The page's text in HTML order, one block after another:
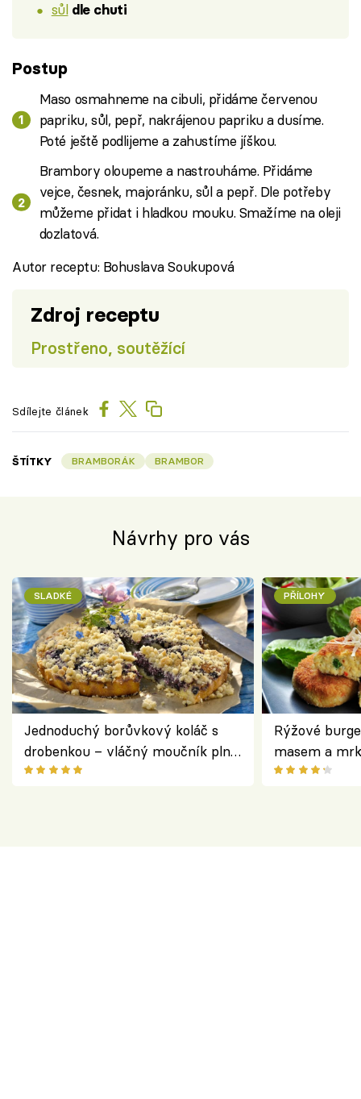
sůl dle chuti
Postup
Maso osmahneme na cibuli, přidáme červenou
papriku, sůl, pepř, nakrájenou papriku a dusíme.
Poté ještě podlijeme a zahustíme jíškou.
Brambory oloupeme a nastrouháme. Přidáme
vejce, česnek, majoránku, sůl a pepř. Dle potřeby
můžeme přidat i hladkou mouku. Smažíme na oleji
dozlatová.
Autor receptu: Bohuslava Soukupová
Zdroj receptu
Prostřeno, soutěžící
Sdílejte článek
ŠTÍTKY BRAMBORÁK BRAMBOR
Návrhy pro vás
SLADKÉ
Jednoduchý borůvkový koláč s
drobenkou – vláčný moučník plný
ovoce
PŘÍLOHY
Rýžové
masem a
salátem –